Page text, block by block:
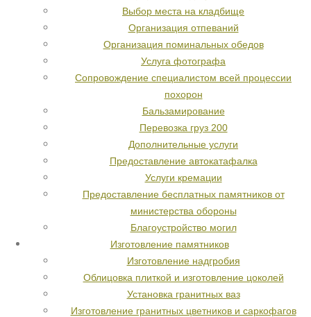
Выбор места на кладбище
Организация отпеваний
Организация поминальных обедов
Услуга фотографа
Сопровождение специалистом всей процессии
похорон
Бальзамирование
Перевозка груз 200
Дополнительные услуги
Предоставление автокатафалка
Услуги кремации
Предоставление бесплатных памятников от
министерства обороны
Благоустройство могил
Изготовление памятников
Изготовление надгробия
Облицовка плиткой и изготовление цоколей
Установка гранитных ваз
Изготовление гранитных цветников и саркофагов